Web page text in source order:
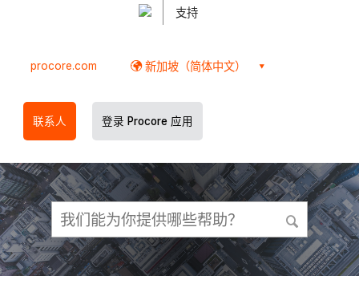
支持
procore.com 新加坡（简体中文）
联系人 登录 Procore 应用